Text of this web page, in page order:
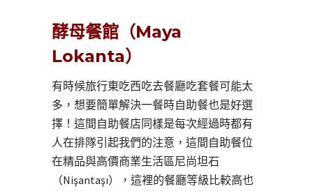
酵母餐館（Maya
Lokanta）
有時候旅行東吃西吃去餐廳吃套餐可能太
多，想要簡單解決一餐時自助餐也是好選
擇！這間自助餐店同樣是每次經過時都有
人在排隊引起我們的注意，這間自助餐位
在精品與高價商業生活區尼尚坦石
（Nişantaşı），這裡的餐廳等級比較高也